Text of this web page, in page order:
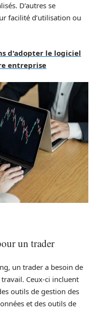
D’autres se
facilité d’utilisation ou
d'adopter le logiciel
entreprise
un trader
un trader a besoin de
Ceux-ci incluent
outils de gestion des
et des outils de